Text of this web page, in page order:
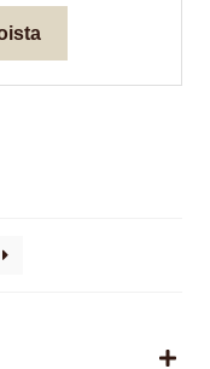
on:
26,70 €.
on